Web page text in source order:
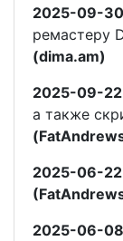
2025-09-30
ремастеру
(dima.am)
2025-09-22
а также
2025-06-22
2025-06-08